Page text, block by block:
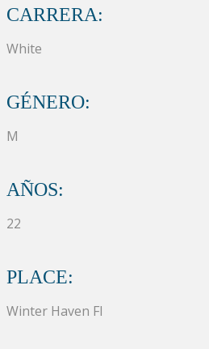
CARRERA:
White
GÉNERO:
M
AÑOS:
22
PLACE:
Winter Haven Fl